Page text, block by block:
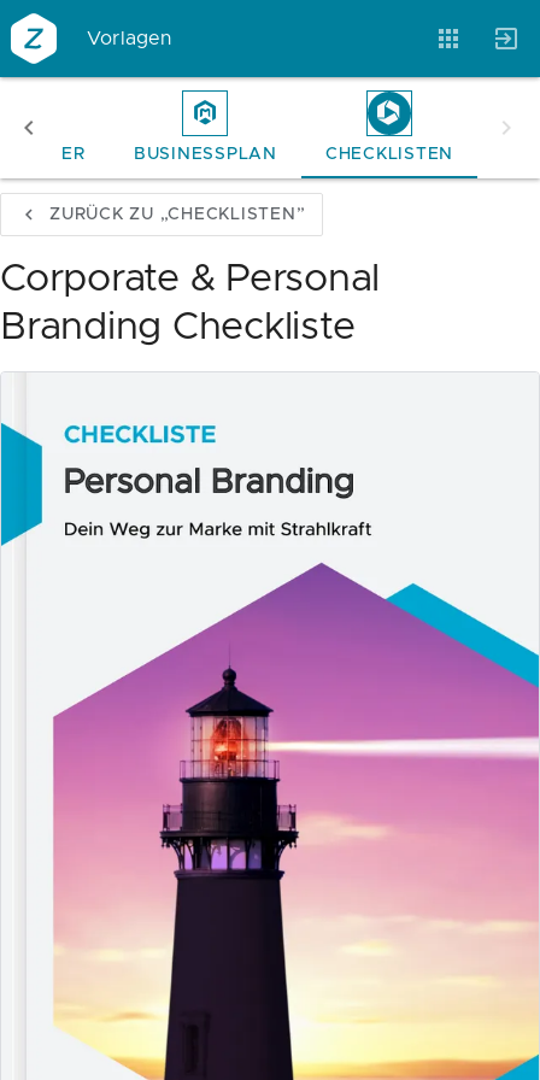
Vorlagen
Vorlagen Neukunden Unternehmen
BUSINESSPLAN CHECKLISTEN
ZURÜCK ZU „CHECKLISTEN”
Corporate & Personal
Branding Checkliste